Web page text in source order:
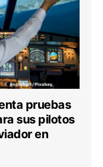
pruebas
sus pilotos
en